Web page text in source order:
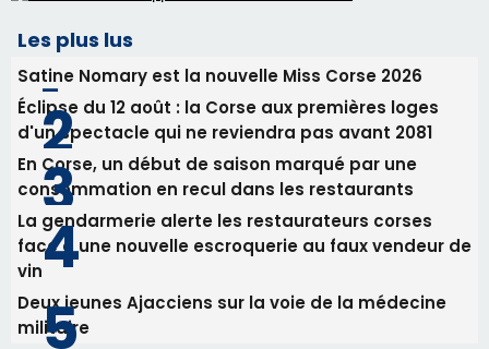
31/07/2026 08:24
Tennis - Début ce week-end du tournoi du
RCPV
31/07/2026 08:22
82ème anniversaire de la disparition du
Commandant Antoine de Saint Exupery
Les plus lus
Satine Nomary est la nouvelle Miss Corse 2026